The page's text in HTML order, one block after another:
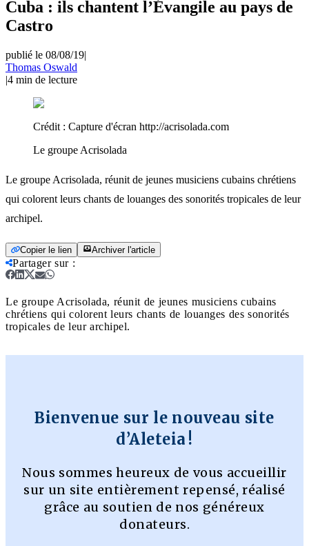
Cuba : ils chantent l’Évangile au pays de
Castro
publié le 08/08/19|
Thomas Oswald
|4 min de lecture
Crédit : Capture d'écran http://acrisolada.com
Le groupe Acrisolada
Le groupe Acrisolada, réunit de jeunes musiciens cubains chrétiens
qui colorent leurs chants de louanges des sonorités tropicales de leur
archipel.
Copier le lien Archiver l'article
Partager sur:
Le groupe Acrisolada, réunit de jeunes musiciens cubains
chrétiens qui colorent leurs chants de louanges des sonorités
tropicales de leur archipel.
Bienvenue sur le nouveau site
d’Aleteia !
Nous sommes heureux de vous accueillir
sur un site entièrement repensé, réalisé
grâce au soutien de nos généreux
donateurs.